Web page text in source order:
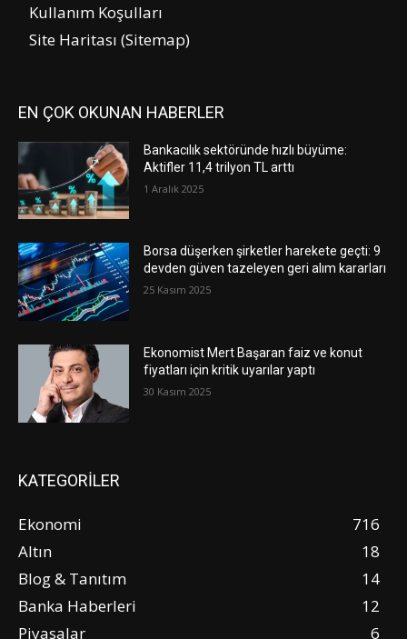
Kullanım Koşulları
Site Haritası (Sitemap)
EN ÇOK OKUNAN HABERLER
Bankacılık sektöründe hızlı büyüme:
Aktifler 11,4 trilyon TL arttı
1 Aralık 2025
Borsa düşerken şirketler harekete geçti: 9
devden güven tazeleyen geri alım kararları
25 Kasım 2025
Ekonomist Mert Başaran faiz ve konut
fiyatları için kritik uyarılar yaptı
30 Kasım 2025
KATEGORİLER
Ekonomi
716
Altın
18
Blog & Tanıtım
14
Banka Haberleri
12
Piyasalar
6